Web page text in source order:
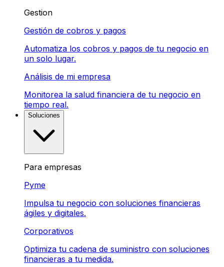
Gestion
Gestión de cobros y pagos
Automatiza los cobros y pagos de tu negocio en
un solo lugar.
Análisis de mi empresa
Monitorea la salud financiera de tu negocio en
tiempo real.
Soluciones
Para empresas
Pyme
Impulsa tu negocio con soluciones financieras
ágiles y digitales.
Corporativos
Optimiza tu cadena de suministro con soluciones
financieras a tu medida.